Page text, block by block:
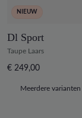
NIEUW
Dl Sport
Taupe Laars
€ 249,00
Meerdere varianten